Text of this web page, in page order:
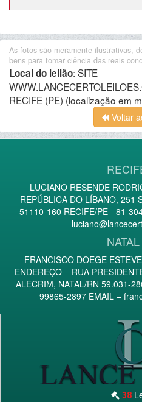
As fotos são meramente ilustrativas,
bens para tomar ciência das reais
Local do leilão: SITE
RECIFE (PE) (localização em
Voltar
LUCIANO RESENDE
REPÚBLICA DO LÍBANO, 251
51110-160 RECIFE/PE - 81-
FRANCISCO DOEGE
ENDEREÇO – RUA
ALECRIM, NATAL/RN 59.031-
99865-2897 EMAIL –
38